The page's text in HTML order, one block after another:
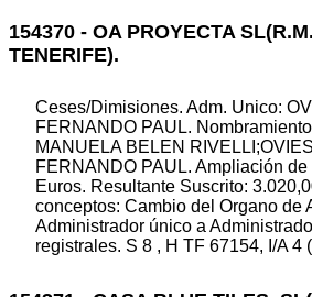
154370 - OA PROYECTA
TENERIFE).
Ceses/Dimisiones. Adm. Unico:
FERNANDO PAUL.
MANUELA BELEN
FERNANDO PAUL. Ampliación
Euros. Resultante Suscrito:
conceptos: Cambio del Organo de
Administrador único a
registrales. S 8 , H TF 67154, I/A 4